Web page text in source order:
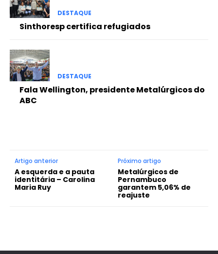
DESTAQUE
Sinthoresp certifica refugiados
DESTAQUE
Fala Wellington, presidente Metalúrgicos do
ABC
Artigo anterior
A esquerda e a pauta
identitária – Carolina
Maria Ruy
Próximo artigo
Metalúrgicos de
Pernambuco
garantem 5,06% de
reajuste